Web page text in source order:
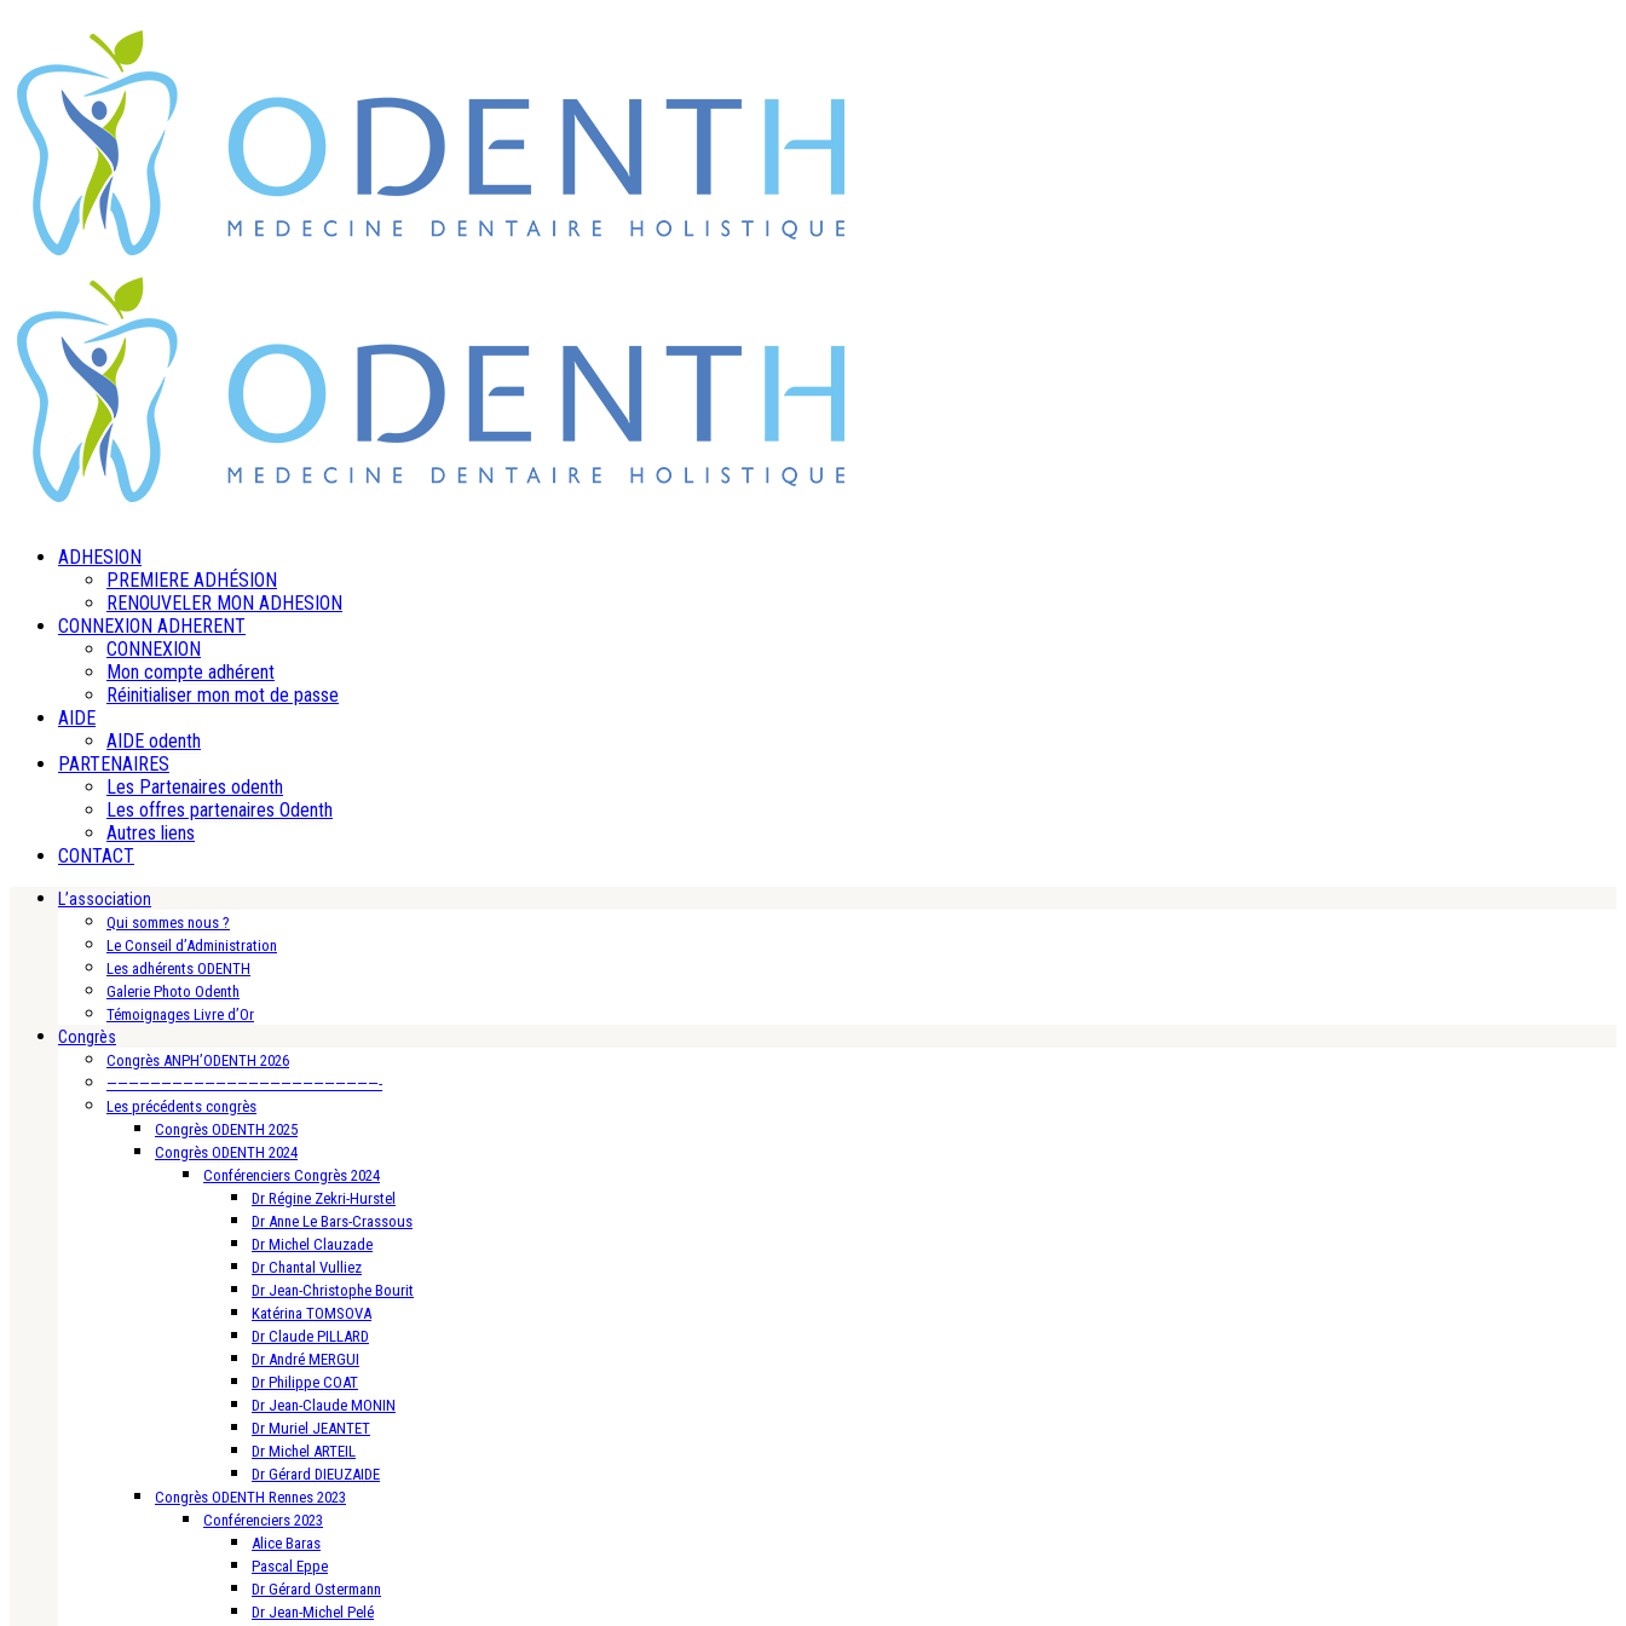
ADHESION
PREMIERE ADHÉSION
RENOUVELER MON ADHESION
CONNEXION ADHERENT
CONNEXION
Mon compte adhérent
Réinitialiser mon mot de passe
AIDE
AIDE odenth
PARTENAIRES
Les Partenaires odenth
Les offres partenaires Odenth
Autres liens
CONTACT
L’association
Qui sommes nous ?
Le Conseil d’Administration
Les adhérents ODENTH
Galerie Photo Odenth
Témoignages Livre d’Or
Congrès
Congrès ANPH’ODENTH 2026
—————————————————————————-
Les précédents congrès
Congrès ODENTH 2025
Congrès ODENTH 2024
Conférenciers Congrès 2024
Dr Régine Zekri-Hurstel
Dr Anne Le Bars-Crassous
Dr Michel Clauzade
Dr Chantal Vulliez
Dr Jean-Christophe Bourit
Katérina TOMSOVA
Dr Claude PILLARD
Dr André MERGUI
Dr Philippe COAT
Dr Jean-Claude MONIN
Dr Muriel JEANTET
Dr Michel ARTEIL
Dr Gérard DIEUZAIDE
Congrès ODENTH Rennes 2023
Conférenciers 2023
Alice Baras
Pascal Eppe
Dr Gérard Ostermann
Dr Jean-Michel Pelé